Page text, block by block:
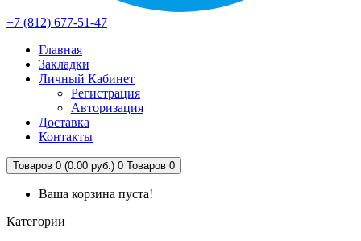
+7 (812) 677-51-47
Главная
Закладки
Личный Кабинет
Регистрация
Авторизация
Доставка
Контакты
Товаров 0 (0.00 руб.) 0 Товаров 0
Ваша корзина пуста!
Категории